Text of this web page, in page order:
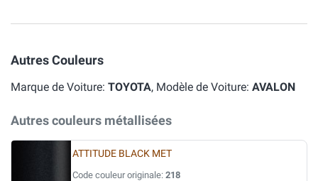
Autres Couleurs
Marque de Voiture: TOYOTA, Modèle de Voiture: AVALON
Autres couleurs métallisées
ATTITUDE BLACK MET
Code couleur originale: 218